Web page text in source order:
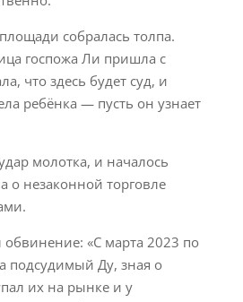
собралась толпа.
госпожа Ли пришла с
что здесь будет суд, и
ребёнка — пусть он узнает
молотка, и началось
о незаконной торговле
обвинение: «С марта 2023 по
подсудимый Ду, зная о
их на рынке и у